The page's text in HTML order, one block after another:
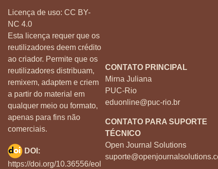
Licença de uso: CC BY-
NC 4.0
Esta licença requer que os
reutilizadores deem crédito
ao criador. Permite que os
reutilizadores distribuam,
remixem, adaptem e criem
a partir do material em
qualquer meio ou formato,
apenas para fins não
comerciais.
CONTATO PRINCIPAL
Mirna Juliana
PUC-Rio
eduonline@puc-rio.br
CONTATO PARA SUPORTE
TÉCNICO
Open Journal Solutions
DOI:
https://doi.org/10.36556/eol